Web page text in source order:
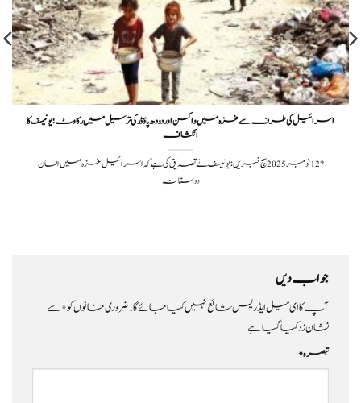
اسرائیل کی طرف سے غزہ میں واکسن اور دودھ پاؤڈر کی ترسیل میں رکاوٹ؛ یونیسف کا
انکشاف
?️ 12 نومبر 2025سچ خبریں:یونیسف نے تصدیق کی ہے کہ اسرائیل غزہ میں انسان
دوستانہ
جواب دیں
آپ کا ای میل ایڈریس شائع نہیں کیا جائے گا۔ضروری خانوں کو*سے
نشان زد کیا گیا ہے
تبصرہ*